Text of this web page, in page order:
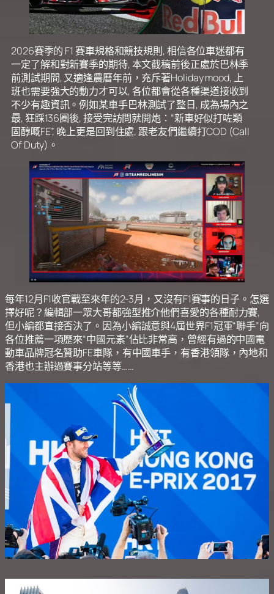
2026賽季的 F1 賽車規格和競技規則, 相信各位車迷都有
一定了解和對新賽季的期待, 本文截稿前後正處於巴林季
前測試期間, 又適逢農曆年前，充斥著Holiday mood, 上
班也需要強大的動力才可以, 各位都會從各種渠道接收到
不少有趣資訊。例如某車手巴林測試了整日, 成為場內之
最, 狂踩136圈後, 接受完訪問就開炮：“新車好似打咗類
固醇嘅FE”, 晚上更是回到住處, 跟老友們繼續打COD (Call
Of Duty)。
每年12月F1收官戰至來年的2-3月，又沒有F1賽事的日子。怎選
擇好呢？編輯部一眾大哥都強型推介他們喜愛的各種耐力賽,
但小編都直接否決了。因為小編誠意與4屆世界F1冠軍“聯手”向
各位推薦一項歷來“中國元素”佔比非常高，曾經有過的中國電
動車品牌冠名贊助FE車隊，有中國車手，有香港領隊，內地和
香港也主辦過賽事分站等等……